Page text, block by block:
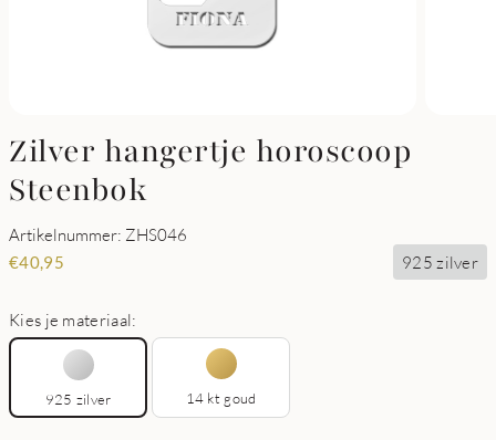
Zilver hangertje horoscoop
Steenbok
Artikelnummer: ZHS046
€40,95 925 zilver
Kies je materiaal:
925 zilver 14 kt goud